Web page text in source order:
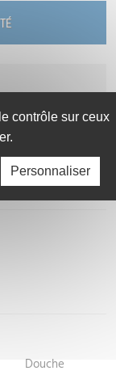
Douche
contrôle sur ceux
Personnaliser